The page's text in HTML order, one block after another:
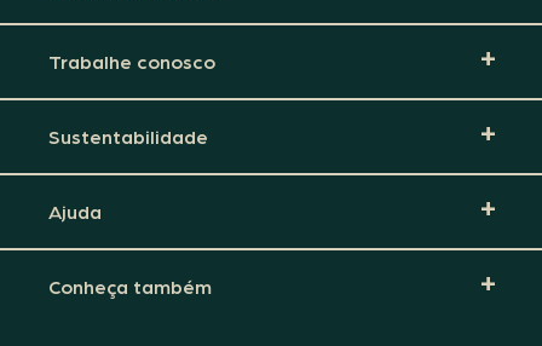
Trabalhe conosco
Sustentabilidade
Ajuda
Conheça também